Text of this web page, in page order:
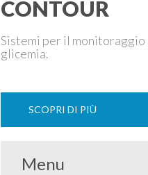
CONTOUR
Sistemi per il monitoraggio
glicemia.
SCOPRI DI PIÙ
Menu